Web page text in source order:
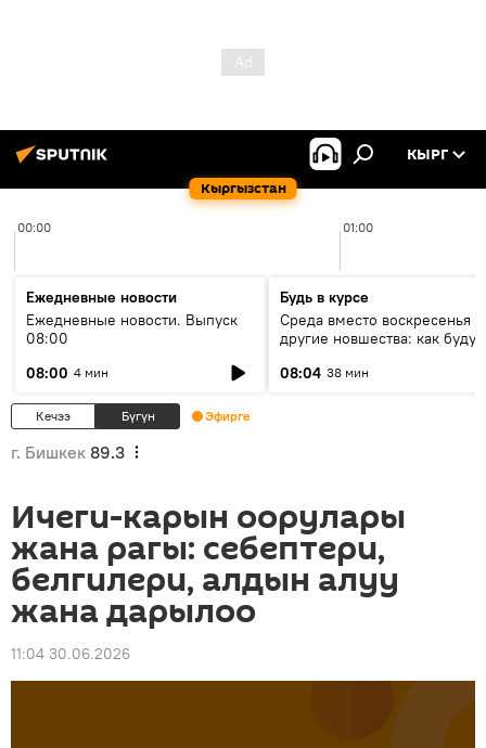
Кыргызстан
КЫРГ
00:00 01:00
Ежедневные новости
Ежедневные новости. Выпуск
08:00
08:00 4 мин
Будь в курсе
Среда вместо воскресенья и
другие новшества: как будут
08:04 38 мин
Кечээ Бүгүн Эфирге
г. Бишкек 89.3
Ичеги-карын оорулары
жана рагы: себептери,
белгилери, алдын алуу
жана дарылоо
11:04 30.06.2026